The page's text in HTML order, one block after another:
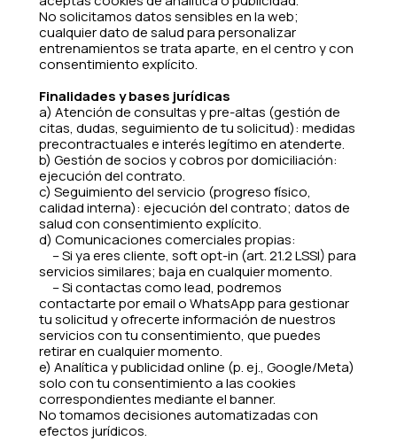
No solicitamos datos sensibles en la web;
cualquier dato de salud para personalizar
entrenamientos se trata aparte, en el centro y con
consentimiento explícito.
Finalidades y bases jurídicas
a) Atención de consultas y pre-altas (gestión de
citas, dudas, seguimiento de tu solicitud): medidas
precontractuales e interés legítimo en atenderte.
b) Gestión de socios y cobros por domiciliación:
ejecución del contrato.
c) Seguimiento del servicio (progreso físico,
calidad interna): ejecución del contrato; datos de
salud con consentimiento explícito.
d) Comunicaciones comerciales propias:
– Si ya eres cliente, soft opt-in (art. 21.2 LSSI) para
servicios similares; baja en cualquier momento.
– Si contactas como lead, podremos
contactarte por email o WhatsApp para gestionar
tu solicitud y ofrecerte información de nuestros
servicios con tu consentimiento, que puedes
retirar en cualquier momento.
e) Analítica y publicidad online (p. ej., Google/Meta)
solo con tu consentimiento a las cookies
correspondientes mediante el banner.
No tomamos decisiones automatizadas con
efectos jurídicos.